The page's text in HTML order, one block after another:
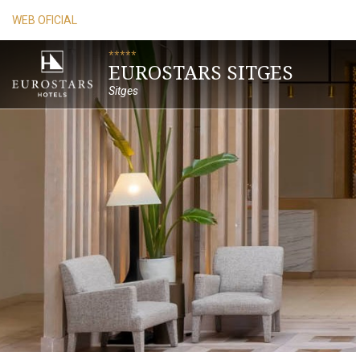
WEB OFICIAL
*****
EUROSTARS SITGES
Sitges